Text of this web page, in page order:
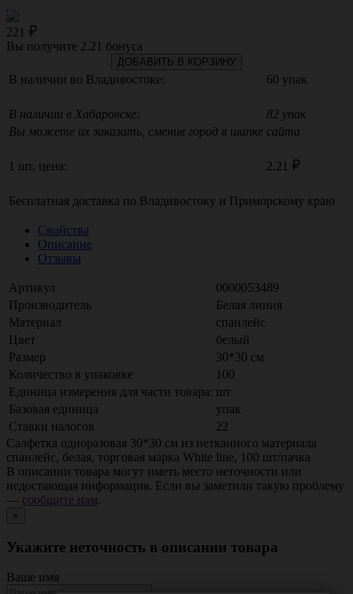
221
Вы получите 2.21 бонуса
ДОБАВИТЬ В КОРЗИНУ
В наличии во Владивостоке: 60 упак
В наличии в Хабаровске:
82 упак
Вы можете их заказать, сменив город в шапке сайта
1 шт, цена: 2.21
Бесплатная доставка по Владивостоку и Приморскому краю
Свойства
Описание
Отзывы
Артикул
0000053489
Производитель
Белая линия
Материал
спанлейс
Цвет
белый
Размер
30*30 см
Количество в упаковке
100
Единица измерения для части товара: шт
Базовая единица
упак
Ставки налогов
22
Салфетка одноразовая 30*30 см из нетканного материала
спанлейс, белая, торговая марка White line, 100 шт/пачка
В описании товара могут иметь место неточности или
недостающая информация. Если вы заметили такую проблему
— сообщите нам.
×
Укажите неточность в описании товара
Ваше имя